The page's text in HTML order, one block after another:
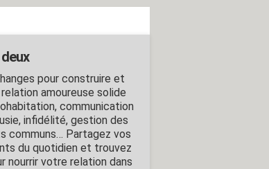
pour construire et
amoureuse solide
communication
infidélité, gestion des
communs… Partagez vos
du quotidien et trouvez
nourrir votre relation dans